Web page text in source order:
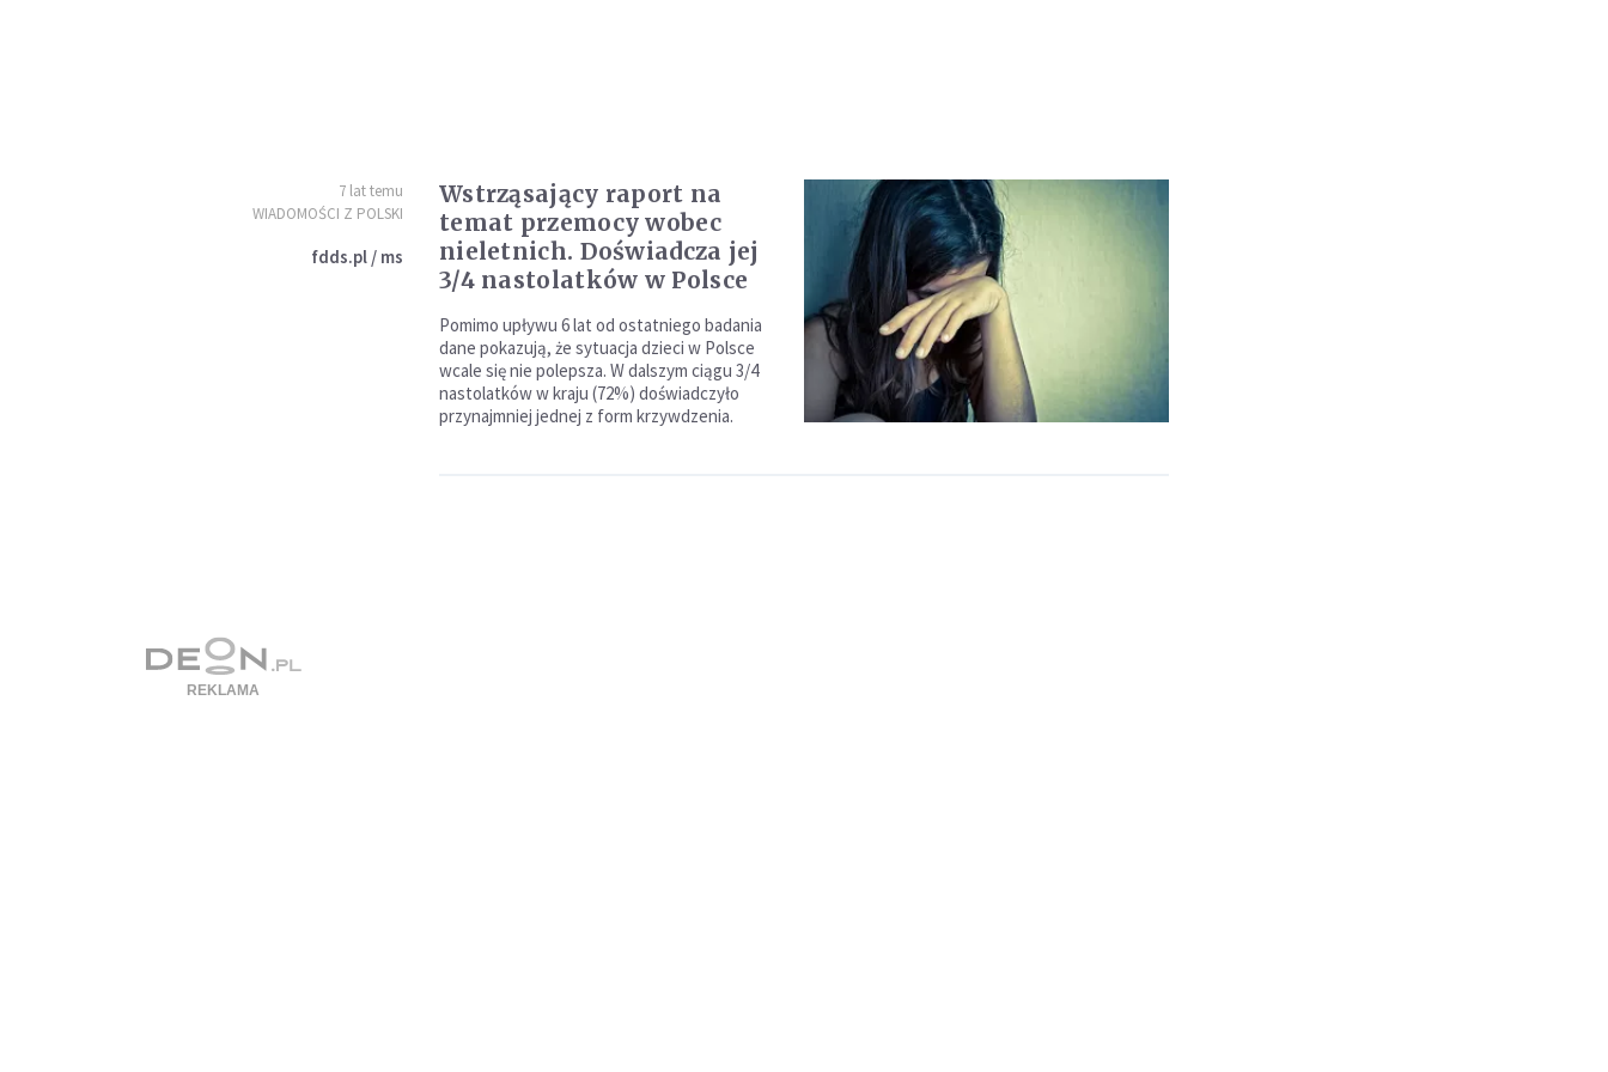
7 lat temu
WIADOMOŚCI Z POLSKI
fdds.pl / ms
Wstrząsający raport na
temat przemocy wobec
nieletnich. Doświadcza jej
3/4 nastolatków w Polsce
Pomimo upływu 6 lat od ostatniego badania
dane pokazują, że sytuacja dzieci w Polsce
wcale się nie polepsza. W dalszym ciągu 3/4
nastolatków w kraju (72%) doświadczyło
przynajmniej jednej z form krzywdzenia.